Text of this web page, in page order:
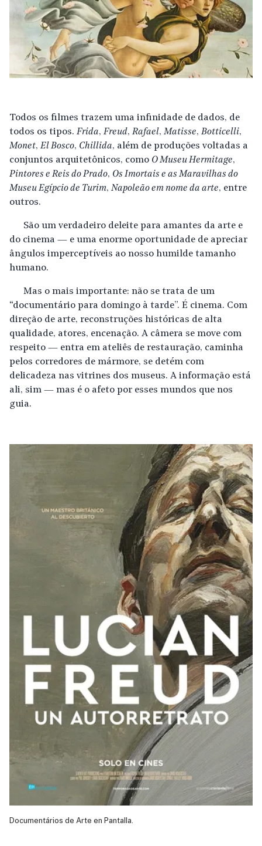
Todos os filmes trazem uma infinidade de dados, de
todos os tipos. Frida, Freud, Rafael, Matisse, Botticelli,
Monet, El Bosco, Chillida, além de produções voltadas a
conjuntos arquitetônicos, como O Museu Hermitage,
Pintores e Reis do Prado, Os Imortais e as Maravilhas do
Museu Egípcio de Turim, Napoleão em nome da arte, entre
outros.
São um verdadeiro deleite para amantes da arte e
do cinema — e uma enorme oportunidade de apreciar
ângulos imperceptíveis ao nosso humilde tamanho
humano.
Mas o mais importante: não se trata de um
“documentário para domingo à tarde”. É cinema. Com
direção de arte, reconstruções históricas de alta
qualidade, atores, encenação. A câmera se move com
respeito — entra em ateliês de restauração, caminha
pelos corredores de mármore, se detém com
delicadeza nas vitrines dos museus. A informação está
ali, sim — mas é o afeto por esses mundos que nos
guia.
Documentários de Arte en Pantalla.